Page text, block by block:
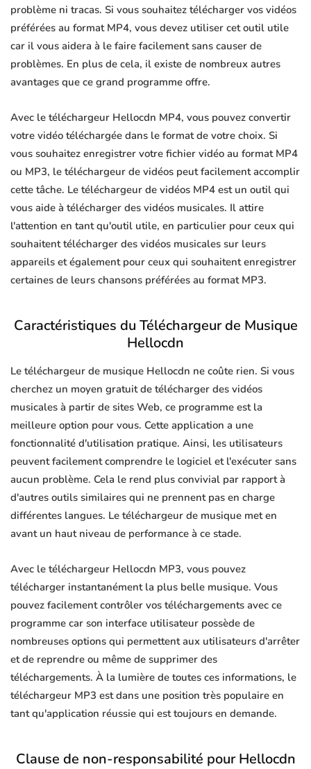
problème ni tracas. Si vous souhaitez télécharger vos vidéos
préférées au format MP4, vous devez utiliser cet outil utile
car il vous aidera à le faire facilement sans causer de
problèmes. En plus de cela, il existe de nombreux autres
avantages que ce grand programme offre.
Avec le téléchargeur Hellocdn MP4, vous pouvez convertir
votre vidéo téléchargée dans le format de votre choix. Si
vous souhaitez enregistrer votre fichier vidéo au format MP4
ou MP3, le téléchargeur de vidéos peut facilement accomplir
cette tâche. Le téléchargeur de vidéos MP4 est un outil qui
vous aide à télécharger des vidéos musicales. Il attire
l'attention en tant qu'outil utile, en particulier pour ceux qui
souhaitent télécharger des vidéos musicales sur leurs
appareils et également pour ceux qui souhaitent enregistrer
certaines de leurs chansons préférées au format MP3.
Caractéristiques du Téléchargeur de Musique
Hellocdn
Le téléchargeur de musique Hellocdn ne coûte rien. Si vous
cherchez un moyen gratuit de télécharger des vidéos
musicales à partir de sites Web, ce programme est la
meilleure option pour vous. Cette application a une
fonctionnalité d'utilisation pratique. Ainsi, les utilisateurs
peuvent facilement comprendre le logiciel et l'exécuter sans
aucun problème. Cela le rend plus convivial par rapport à
d'autres outils similaires qui ne prennent pas en charge
différentes langues. Le téléchargeur de musique met en
avant un haut niveau de performance à ce stade.
Avec le téléchargeur Hellocdn MP3, vous pouvez
télécharger instantanément la plus belle musique. Vous
pouvez facilement contrôler vos téléchargements avec ce
programme car son interface utilisateur possède de
nombreuses options qui permettent aux utilisateurs d'arrêter
et de reprendre ou même de supprimer des
téléchargements. À la lumière de toutes ces informations, le
téléchargeur MP3 est dans une position très populaire en
tant qu'application réussie qui est toujours en demande.
Clause de non-responsabilité pour Hellocdn